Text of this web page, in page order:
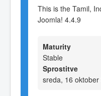
This is the Tamil,
Joomla! 4.4.9
Maturity
Stable
Sprostitve
sreda, 16